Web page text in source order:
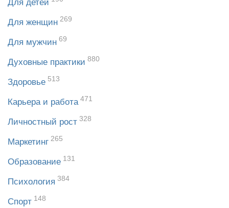
Для детей
Для женщин 269
Для мужчин 69
Духовные практики 880
Здоровье 513
Карьера и работа 471
Личностный рост 328
Маркетинг 265
Образование 131
Психология 384
Спорт 148